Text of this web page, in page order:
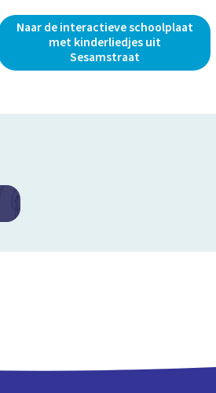
Naar de interactieve schoolplaat
met kinderliedjes uit
Sesamstraat